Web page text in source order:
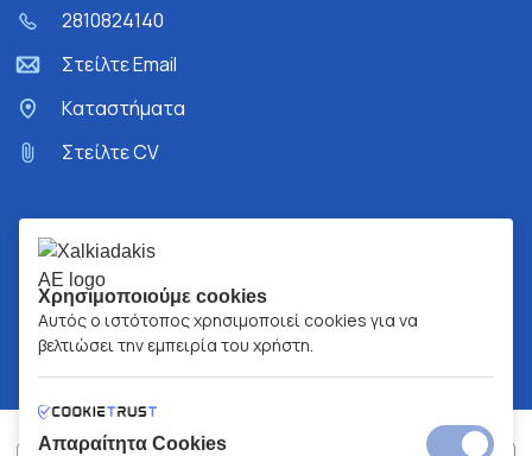
2810824140
Στείλτε Email
Kαταστήματα
Στείλτε CV
Χρησιμοποιούμε cookies
Αυτός ο ιστότοπος χρησιμοποιεί cookies για να
βελτιώσει την εμπειρία του χρήστη.
Απαραίτητα Cookies